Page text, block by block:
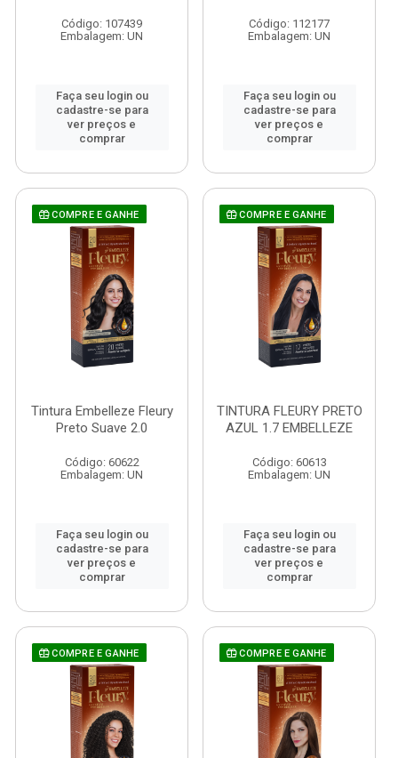
Código: 107439
Embalagem: UN
Faça seu login ou
cadastre-se para
ver preços e
comprar
Código: 112177
Embalagem: UN
Faça seu login ou
cadastre-se para
ver preços e
comprar
COMPRE E GANHE
Tintura Embelleze Fleury
Preto Suave 2.0
Código: 60622
Embalagem: UN
Faça seu login ou
cadastre-se para
ver preços e
comprar
COMPRE E GANHE
TINTURA FLEURY PRETO
AZUL 1.7 EMBELLEZE
Código: 60613
Embalagem: UN
Faça seu login ou
cadastre-se para
ver preços e
comprar
COMPRE E GANHE COMPRE E GANHE